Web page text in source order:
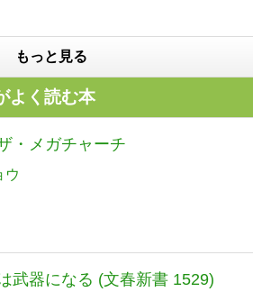
もっと見る
よく読む本
・メガチャーチ
ウ
武器になる (文春新書 1529)